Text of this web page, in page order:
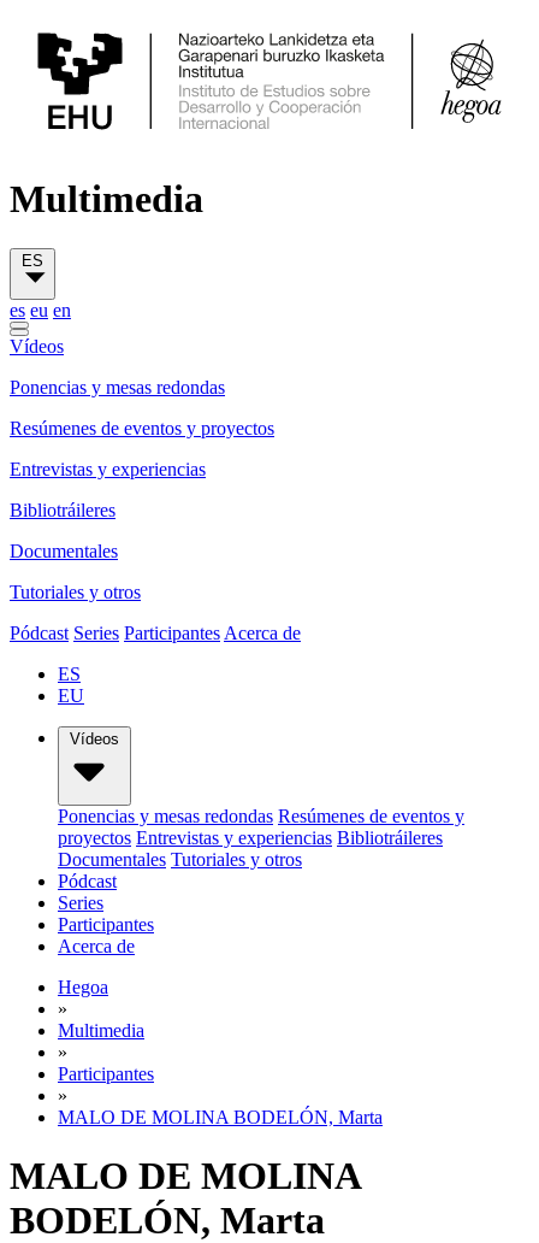
Multimedia
ES
es eu en
Vídeos
Ponencias y mesas redondas
Resúmenes de eventos y proyectos
Entrevistas y experiencias
Bibliotráileres
Documentales
Tutoriales y otros
Pódcast Series Participantes Acerca de
ES
EU
Vídeos
Ponencias y mesas redondas Resúmenes de eventos y
proyectos Entrevistas y experiencias Bibliotráileres
Documentales Tutoriales y otros
Pódcast
Series
Participantes
Acerca de
Hegoa
»
Multimedia
»
Participantes
»
MALO DE MOLINA BODELÓN, Marta
MALO DE MOLINA
BODELÓN, Marta